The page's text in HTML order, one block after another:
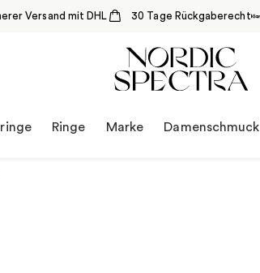
Versand mit DHL 30 Tage Rückgaberecht
Ringe Marke Damenschmuck